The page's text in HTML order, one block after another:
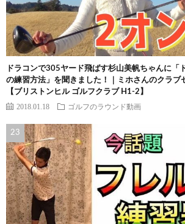
ドラコンで305ヤード飛ばす杉山美帆ちゃんに「
の練習方法」を聞きました！｜ミホさんのクラブ
【ブリストンヒル ゴルフクラブ H1-2】
2018.01.18 ゴルフのラウンド動画